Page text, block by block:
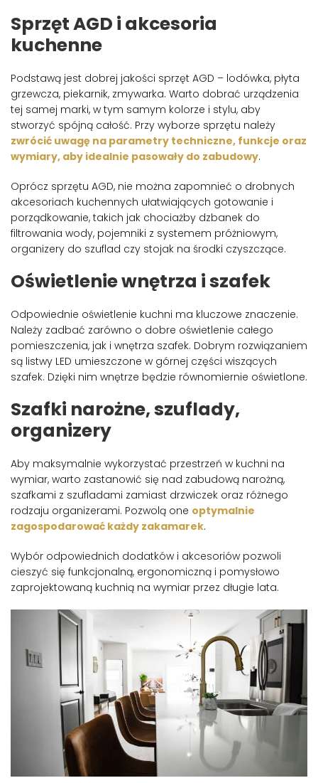
Sprzęt AGD i akcesoria
kuchenne
Podstawą jest dobrej jakości sprzęt AGD – lodówka, płyta
grzewcza, piekarnik, zmywarka. Warto dobrać urządzenia
tej samej marki, w tym samym kolorze i stylu, aby
stworzyć spójną całość. Przy wyborze sprzętu należy
zwrócić uwagę na parametry techniczne, funkcje oraz
wymiary, aby idealnie pasowały do zabudowy.
Oprócz sprzętu AGD, nie można zapomnieć o drobnych
akcesoriach kuchennych ułatwiających gotowanie i
porządkowanie, takich jak chociażby dzbanek do
filtrowania wody, pojemniki z systemem próżniowym,
organizery do szuflad czy stojak na środki czyszczące.
Oświetlenie wnętrza i szafek
Odpowiednie oświetlenie kuchni ma kluczowe znaczenie.
Należy zadbać zarówno o dobre oświetlenie całego
pomieszczenia, jak i wnętrza szafek. Dobrym rozwiązaniem
są listwy LED umieszczone w górnej części wiszących
szafek. Dzięki nim wnętrze będzie równomiernie oświetlone.
Szafki narożne, szuflady,
organizery
Aby maksymalnie wykorzystać przestrzeń w kuchni na
wymiar, warto zastanowić się nad zabudową narożną,
szafkami z szufladami zamiast drzwiczek oraz różnego
rodzaju organizerami. Pozwolą one optymalnie
zagospodarować każdy zakamarek.
Wybór odpowiednich dodatków i akcesoriów pozwoli
cieszyć się funkcjonalną, ergonomiczną i pomysłowo
zaprojektowaną kuchnią na wymiar przez długie lata.